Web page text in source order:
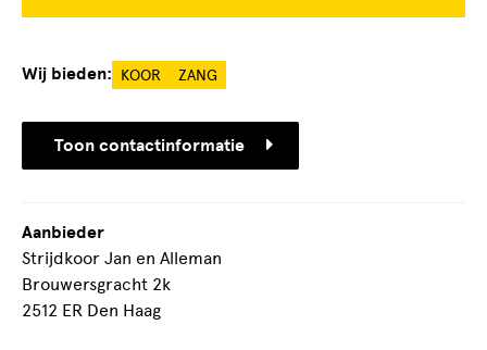
Wij bieden: KOOR ZANG
Toon contactinformatie
Aanbieder
Strijdkoor Jan en Alleman
Brouwersgracht 2k
2512 ER Den Haag